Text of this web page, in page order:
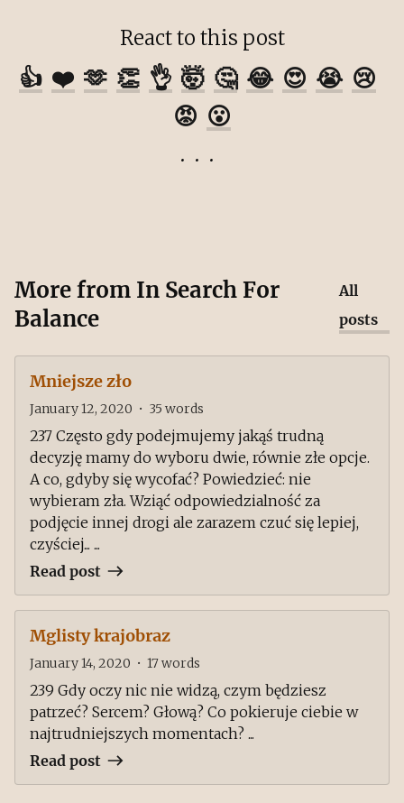
React to this post
👍 ❤️ 🫶 👏 👌 🤯 🤔 😂 😍 😭 😢
😡 😮
More from In Search For
Balance
All
posts
Mniejsze zło
January 12, 2020 • 35 words
237 Często gdy podejmujemy jakąś trudną
decyzję mamy do wyboru dwie, równie złe opcje.
A co, gdyby się wycofać? Powiedzieć: nie
wybieram zła. Wziąć odpowiedzialność za
podjęcie innej drogi ale zarazem czuć się lepiej,
czyściej... ...
Read post
Mglisty krajobraz
January 14, 2020 • 17words
239 Gdy oczy nic nie widzą, czym będziesz
patrzeć? Sercem? Głową? Co pokieruje ciebie w
najtrudniejszych momentach? ...
Read post